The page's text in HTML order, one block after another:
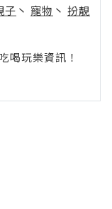
子 丶 寵物 丶 扮靚
玩樂資訊！